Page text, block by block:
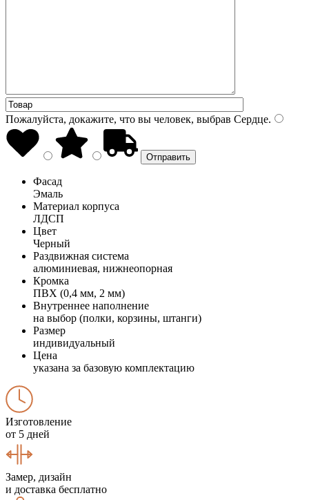
Пожалуйста, докажите, что вы человек, выбрав Сердце.
Фасад
Эмаль
Материал корпуса
ЛДСП
Цвет
Черный
Раздвижная система
алюминиевая, нижнеопорная
Кромка
ПВХ (0,4 мм, 2 мм)
Внутреннее наполнение
на выбор (полки, корзины, штанги)
Размер
индивидуальный
Цена
указана за базовую комплектацию
Изготовление
от 5 дней
Замер, дизайн
и доставка бесплатно